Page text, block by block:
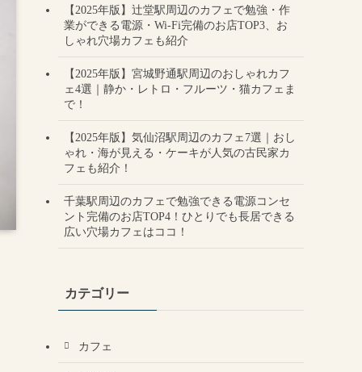
【2025年版】辻堂駅周辺のカフェで勉強・作
業ができる電源・Wi-Fi完備のお店TOP3、お
しゃれ穴場カフェも紹介
【2025年版】宮城野通駅周辺のおしゃれカフ
ェ4選｜静か・レトロ・フルーツ・猫カフェま
で！
【2025年版】気仙沼駅周辺のカフェ7選｜おし
ゃれ・海が見える・ケーキが人気の古民家カ
フェも紹介！
千葉駅周辺のカフェで勉強できる電源コンセ
ント完備のお店TOP4！ひとりでも長居できる
広い穴場カフェはココ！
カテゴリー
カフェ